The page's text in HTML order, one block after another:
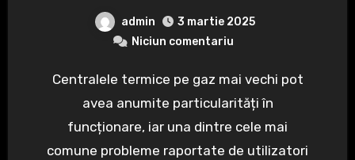
admin
3 martie 2025
Niciun comentariu
Centralele termice pe gaz mai vechi pot
avea anumite particularități în
funcționare, iar una dintre cele mai
comune probleme raportate de utilizatori